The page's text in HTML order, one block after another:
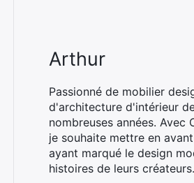
Arthur
Passionné de mobilier
d'architecture d'intérieur
nombreuses années. Avec
je souhaite mettre en
ayant marqué le design
histoires de leurs créateurs.